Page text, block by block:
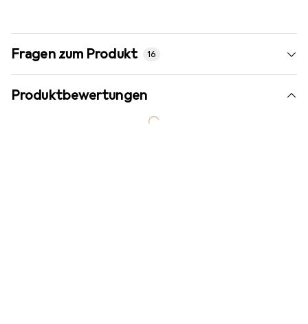
Fragen zum Produkt 16
Produktbewertungen